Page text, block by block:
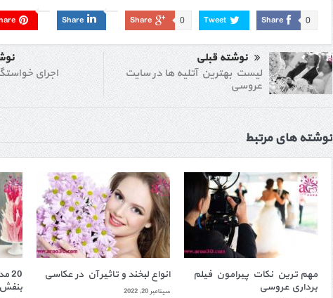
Share 0
Tweet
Share 0
Share
نوشته قبلی
لیست بهترین آتلیه ها در سایت
عروسی
اجرای
نوشته های مرتبط
مهم ترین نکات پیرامون فیلم
برداری عروسی
انواع لبخند و تاثیر آن در عکاسی
سپتامبر 20, 2022
بنفش